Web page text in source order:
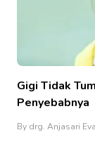
Gigi Tidak
Penyebabnya
By drg. Anjasari